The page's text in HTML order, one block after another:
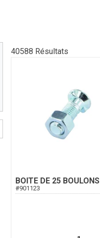
40588 Résultats
BOITE DE 25 BOULONS
#901123